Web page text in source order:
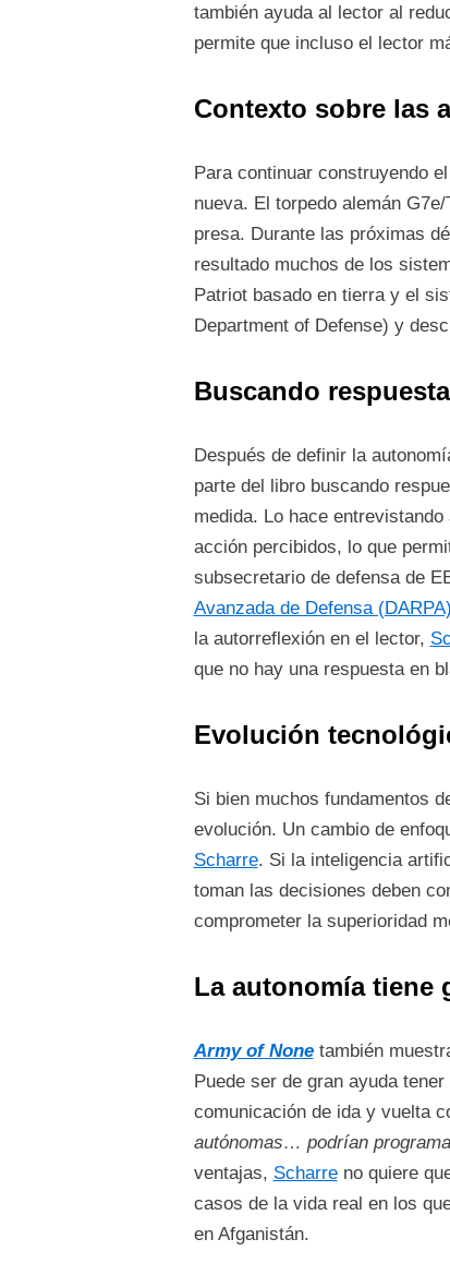
también ayuda al lector al
permite que incluso el lector
Contexto sobre las
Para continuar construyendo
nueva. El torpedo alemán
presa. Durante las próximas
resultado muchos de los
Patriot basado en tierra y el
Department of Defense) y
Buscando
Después de definir la
parte del libro buscando
medida. Lo hace
acción percibidos, lo que
subsecretario de defensa de
Avanzada de Defensa (DARPA)
la autorreflexión en el lector,
que no hay una respuesta en
Evolución
Si bien muchos fundamentos
evolución. Un cambio de
Scharre. Si la inteligencia
toman las decisiones deben
comprometer la superioridad
La autonomía tiene
Army of Nonetambién
Puede ser de gran ayuda
comunicación de ida y vuelta
autónomas… podrían
ventajas, Scharreno quiere
casos de la vida real en los
en Afganistán.